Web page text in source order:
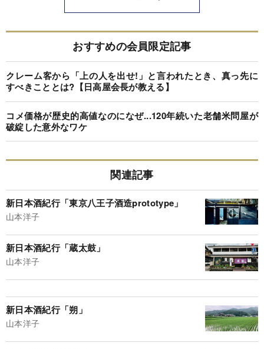
おすすめの会員限定記事
クレーム客から「上の人を出せ!」と言われたとき、真っ先に
すべきこととは?【日高屋会長が教える】
コメ価格が歴史的高値なのになぜ...120年続いた老舗米問屋が
破綻した意外なワケ
関連記事
新日本酒紀行「東京八王子酒造prototype」
山本洋子
新日本酒紀行「蔵太鼓」
山本洋子
新日本酒紀行「朔」
山本洋子